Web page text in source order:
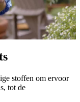
stoffen om ervoor
tot de